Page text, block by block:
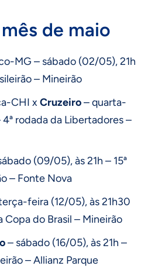
de maio
MG – sábado (02/05), 21h
– Mineirão
CHI xCruzeiro– quarta-
rodada da Libertadores –
(09/05), às 21h – 15ª
– Fonte Nova
feira (12/05), às 21h30
Copa do Brasil – Mineirão
– sábado (16/05), às 21h –
– Allianz Parque